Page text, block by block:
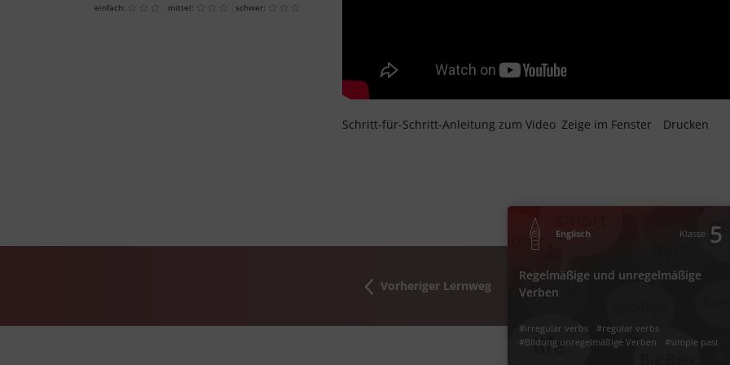
einfach: mittel: schwer:
Schritt-für-Schritt-Anleitung zum Video Zeige im Fenster Drucken
Vorheriger Lernweg
Englisch Klasse 5
Regelmäßige und unregelmäßige
Verben
#irregular verbs
#regular verbs
#Bildung unregelmäßige Verben
#simple past
in
#unregelmäßige Verben